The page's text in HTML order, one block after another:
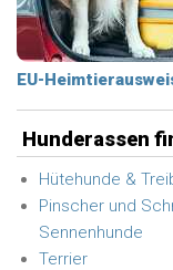
EU-
Hunderassen
Hütehunde &
Pinscher und
Sennenhunde
Terrier